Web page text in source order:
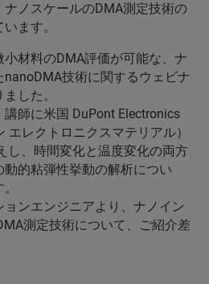
ノスケールのDMA測定技術の
ます。
材料のDMA評価が可能な、ナ
nanoDMA技術に関するウェビナ
した。
師に米国 DuPont Electronics
レクトロニクスマテリアル）
し、時間変化と温度変化の両方
的粘弾性挙動の解析につい
ョンエンジニアより、ナノイン
測定技術について、ご紹介差